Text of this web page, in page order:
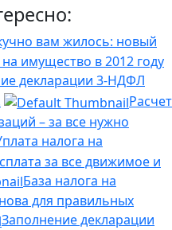
вам жилось: новый
имущество в 2012 году
декларации 3-НДФЛ
Расчет
– за все нужно
налога на
за все движимое и
База налога на
для правильных
Заполнение декларации